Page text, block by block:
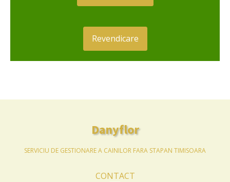
Revendicare
Danyflor
SERVICIU DE GESTIONARE A CAINILOR FARA STAPAN TIMISOARA
CONTACT